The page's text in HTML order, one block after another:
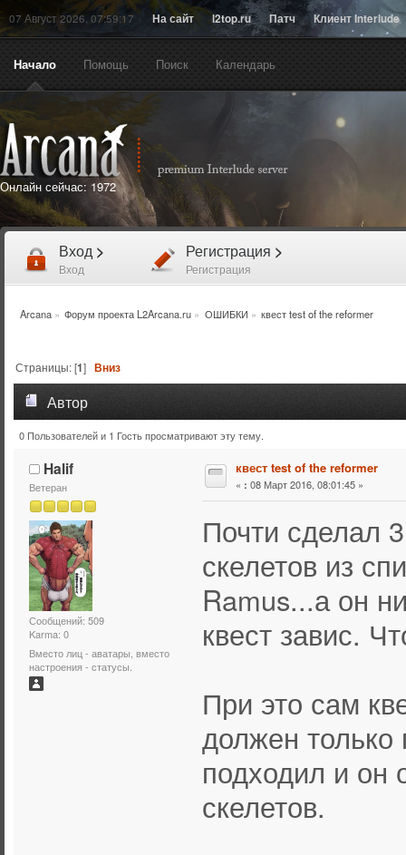
07 Август 2026, 07:59:17 На сайт l2top.ru Патч Клиент Interlude
Начало Помощь Поиск Календарь
Онлайн сейчас: 1972
Вход >
Вход
Регистрация >
Регистрация
Arcana» Форум проекта L2Arcana.ru » ОШИБКИ » квест test of the reformer
Страницы: [1]Вниз
Автор
Тема: квест test of the reformer (Прочитано 8203 раз)
0 Пользователей и 1 Гость просматривают эту тему.
Halif
Ветеран
Сообщений: 509
Karma: 0
Вместо лиц - аватары, вместо
настроения - статусы.
квест test of the reformer
« : 08 Март 2016, 08:01:45 »
Почти сделал
скелетов из
Ramus...а он
квест завис.
При это сам
должен
подходил и он
скелетов.